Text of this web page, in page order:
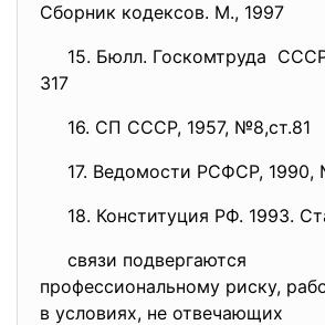
Сборник кодексов. М., 1997
15. Бюлл. Госкомтруда
317
16. СП СССР, 1957, №8,ст.81
17. Ведомости РСФСР, 1990,
18. Конституция РФ. 1993.
связи подвергаются
профессиональному риску,
в условиях, не отвечающих